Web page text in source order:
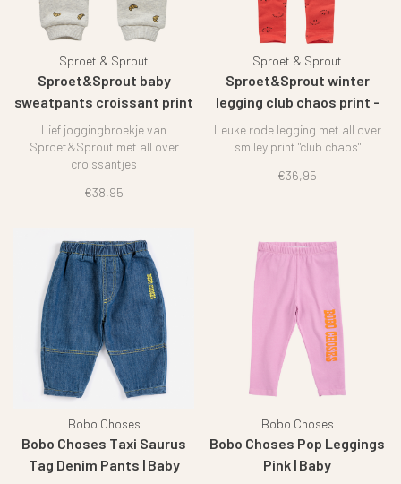
Sproet & Sprout
Sproet&Sprout baby
sweatpants croissant print
- Ivory
Lief joggingbroekje van
Sproet&Sprout met all over
croissantjes
€38,95
Sproet & Sprout
Sproet&Sprout winter
legging club chaos print -
Vivid red
Leuke rode legging met all over
smiley print "club chaos"
€36,95
Bobo Choses
Bobo Choses Taxi Saurus
Tag Denim Pants | Baby
Bobo Choses
Bobo Choses Pop Leggings
Pink | Baby